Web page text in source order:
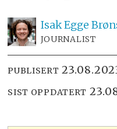
IsakEgge
JOURNALIST
PUBLISERT
SIST OPPDATERT